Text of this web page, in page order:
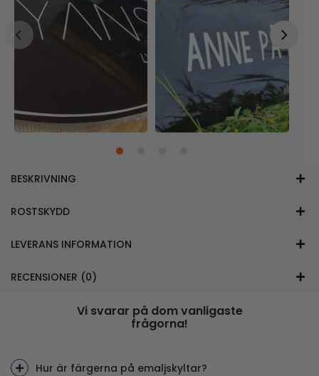
BESKRIVNING
ROSTSKYDD
LEVERANS INFORMATION
RECENSIONER (0)
Vi svarar på dom vanligaste
frågorna!
Hur är färgerna på emaljskyltar?